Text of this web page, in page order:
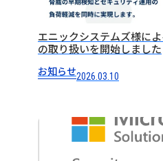
エニックシステムズ様に
の取り扱いを開始しました
お知らせ2026.03.10